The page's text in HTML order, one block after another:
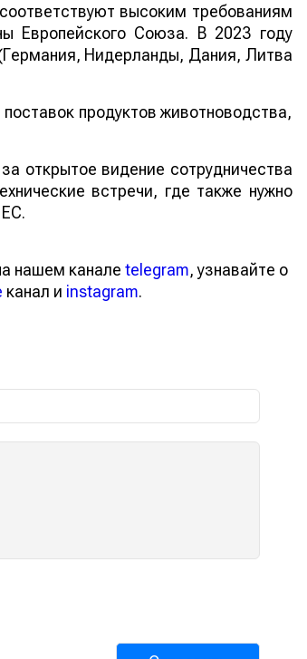
высоким требованиям
Европейского Союза. В 2023 году
Нидерланды, Дания, Литва
продуктов животноводства,
открытое видение сотрудничества
встречи, где также нужно
нашем канале telegram, узнавайте о
канал и instagram.